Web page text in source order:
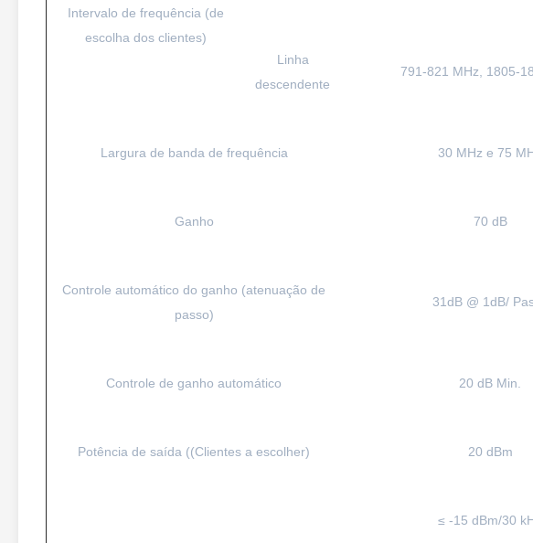
Intervalo de frequência (de
escolha dos clientes)
Linha
descendente
791-821 MHz, 1805-
Largura de banda de frequência 30 MHz e 75
Ganho 70 dB
Controle automático do ganho (atenuação de
passo)
31dB @ 1dB/
Controle de ganho automático 20 dB Min.
Potência de saída ((Clientes a escolher) 20 dBm
≤ -15 dBm/30